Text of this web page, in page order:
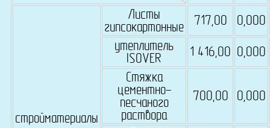
стройматериалы
Листы
гипсокартонные
717,00
0,000
утеплитель
ISOVER
1 416,00 0,000
Стяжка
цементно-
песчаного
раствора
700,00 0,000